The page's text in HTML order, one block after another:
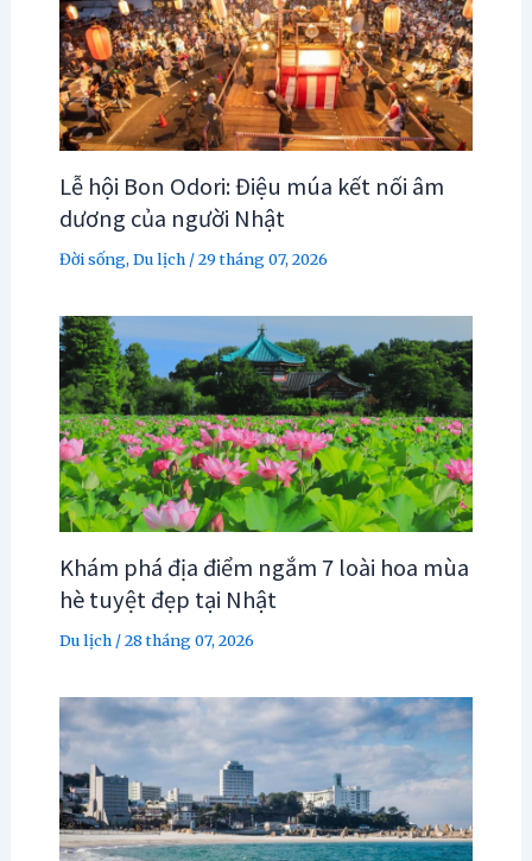
Lễ hội Bon Odori: Điệu múa kết nối âm
dương của người Nhật
Đời sống, Du lịch/29 tháng 07, 2026
Khám phá địa điểm ngắm 7 loài hoa mùa
hè tuyệt đẹp tại Nhật
Du lịch/28 tháng 07, 2026